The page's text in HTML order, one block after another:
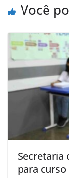
Você
Secretaria
para curso